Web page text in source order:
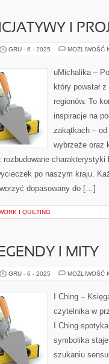
I
GRU - 6 - 2025 MOŻLIWOŚĆ
uMichalika –
który powstał
regionów. To
inspiracje na
zakątkach –
wybrzeże oraz
rozbudowane
po naszym kraju.
dopasowany do […]
I QUILTING
I MITY
GRU - 6 - 2025 MOŻLIWOŚĆ
I Ching –
czytelnika w
I Ching
symbolika
szukaniu